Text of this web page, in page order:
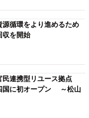
源循環をより進めるため
収を開始
連携型リユース拠点
国に初オープン ～松山